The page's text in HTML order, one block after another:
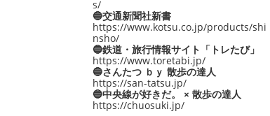
s/
🔵交通新聞社新書
https://www.kotsu.co.jp/products/shi
nsho/
🔵鉄道・旅行情報サイト「トレたび」
https://www.toretabi.jp/
🔵さんたつ ｂｙ 散歩の達人
https://san-tatsu.jp/
🔵中央線が好きだ。 × 散歩の達人
https://chuosuki.jp/